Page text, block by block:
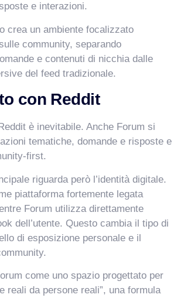
e interazioni.
crea un ambiente focalizzato
community, separando
e contenuti di nicchia dalle
del feed tradizionale.
con Reddit
è inevitabile. Anche Forum si
tematiche, domande e risposte e
first.
riguarda però l’identità digitale.
piattaforma fortemente legata
Forum utilizza direttamente
dell’utente. Questo cambia il tipo di
di esposizione personale e il
come uno spazio progettato per
reali da persone reali”, una formula